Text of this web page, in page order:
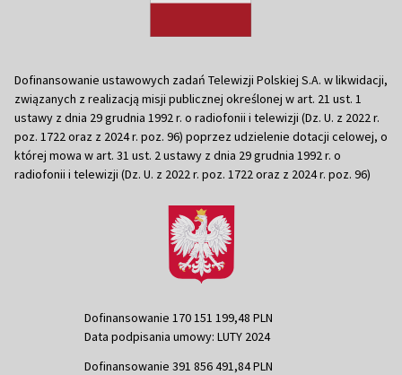
Dofinansowanie ustawowych zadań Telewizji Polskiej S.A. w likwidacji,
związanych z realizacją misji publicznej określonej w art. 21 ust. 1
ustawy z dnia 29 grudnia 1992 r. o radiofonii i telewizji (Dz. U. z 2022 r.
poz. 1722 oraz z 2024 r. poz. 96) poprzez udzielenie dotacji celowej, o
której mowa w art. 31 ust. 2 ustawy z dnia 29 grudnia 1992 r. o
radiofonii i telewizji (Dz. U. z 2022 r. poz. 1722 oraz z 2024 r. poz. 96)
Dofinansowanie 170 151 199,48 PLN
Data podpisania umowy: LUTY 2024
Dofinansowanie 391 856 491,84 PLN